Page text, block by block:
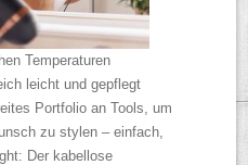
Temperaturen
leicht und gepflegt
Portfolio an Tools, um
zu stylen – einfach,
Der kabellose